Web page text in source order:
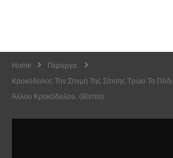
Home
Περίεργα
Κροκόδειλος Την Στιγμή Της Σίτισης Τρώει Το
Άλλου Κροκόδειλου. (Βίντεο)